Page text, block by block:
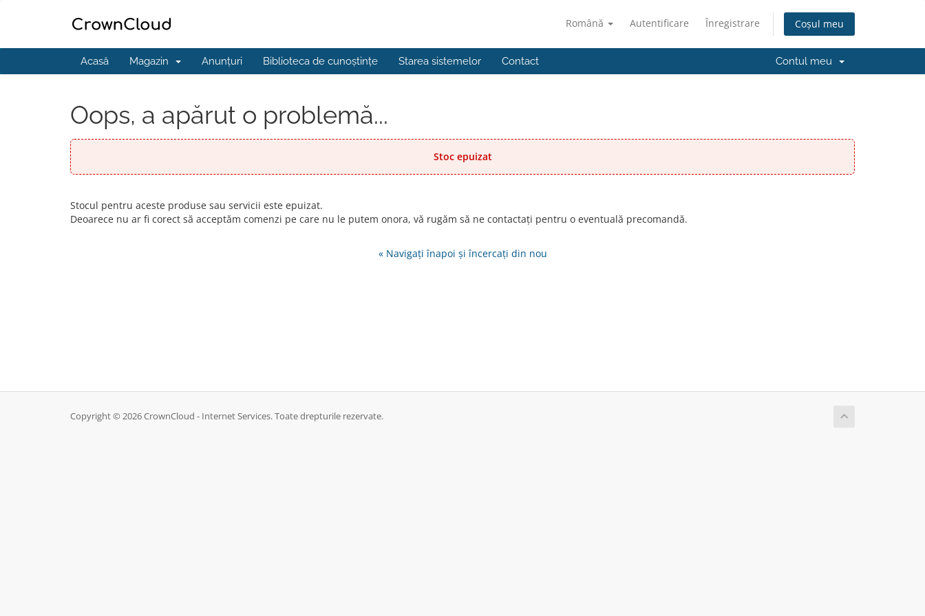
Română Autentificare Înregistrare Coșul meu
Acasă Magazin Anunțuri Biblioteca de cunoștințe Starea sistemelor Contact Contul meu
Oops, a apărut o problemă...
Stoc epuizat
Stocul pentru aceste produse sau servicii este epuizat.
Deoarece nu ar fi corect să acceptăm comenzi pe care nu le putem onora, vă rugăm să ne contactați pentru o eventuală precomandă.
« Navigați înapoi și încercați din nou
Copyright © 2026 CrownCloud - Internet Services. Toate drepturile rezervate.